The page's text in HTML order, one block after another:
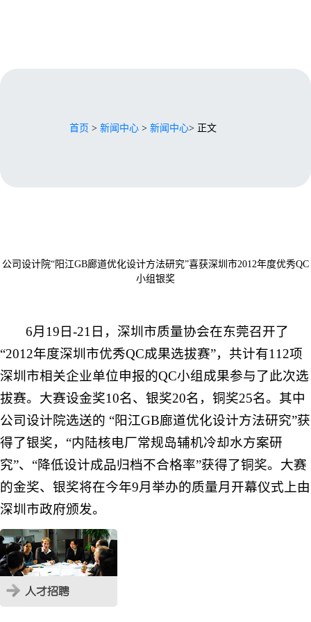
首页 > 新闻中心 > 新闻中心> 正文
公司设计院“阳江GB廊道优化设计方法研究”喜获深圳市2012年度优秀QC
小组银奖
6月 19 日-21 日，深圳市质量协会在东莞召开了
“2012年度深圳市优秀QC成果选拔赛”，共计有112项
深圳市相关企业单位申报的QC小组成果参与了此次选
拔赛。大赛设金奖10名、银奖20名，铜奖25名。其中
公司设计院选送的 “阳江GB廊道优化设计方法研究”获
得了银奖，“内陆核电厂常规岛辅机冷却水方案研
究”、“降低设计成品归档不合格率”获得了铜奖。大赛
的金奖、银奖将在今年9月举办的质量月开幕仪式上由
深圳市政府颁发。